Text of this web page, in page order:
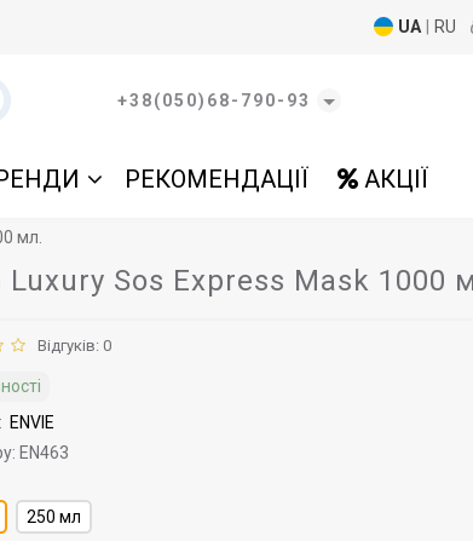
UA RU
+38(050)68-790-93
РЕКОМЕНДАЦІЇ АКЦІЇ
мл.
Sos Express Mask 1000
Відгуків: 0
ENVIE
EN463
250 мл